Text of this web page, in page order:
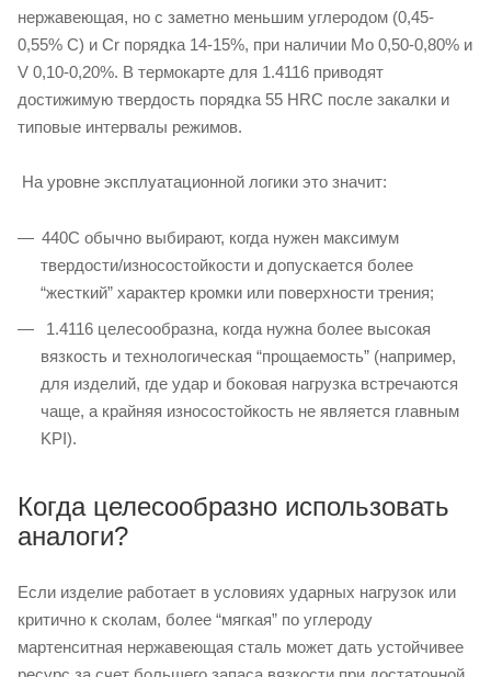
нержавеющая, но с заметно меньшим углеродом (0,45-
0,55% C) и Cr порядка 14-15%, при наличии Mo 0,50-0,80% и
V 0,10-0,20%. В термокарте для 1.4116 приводят
достижимую твердость порядка 55 HRC после закалки и
типовые интервалы режимов.
На уровне эксплуатационной логики это значит:
440C обычно выбирают, когда нужен максимум
твердости/износостойкости и допускается более
“жесткий” характер кромки или поверхности трения;
1.4116 целесообразна, когда нужна более высокая
вязкость и технологическая “прощаемость” (например,
для изделий, где удар и боковая нагрузка встречаются
чаще, а крайняя износостойкость не является главным
KPI).
Когда целесообразно использовать
аналоги?
Если изделие работает в условиях ударных нагрузок или
критично к сколам, более “мягкая” по углероду
мартенситная нержавеющая сталь может дать устойчивее